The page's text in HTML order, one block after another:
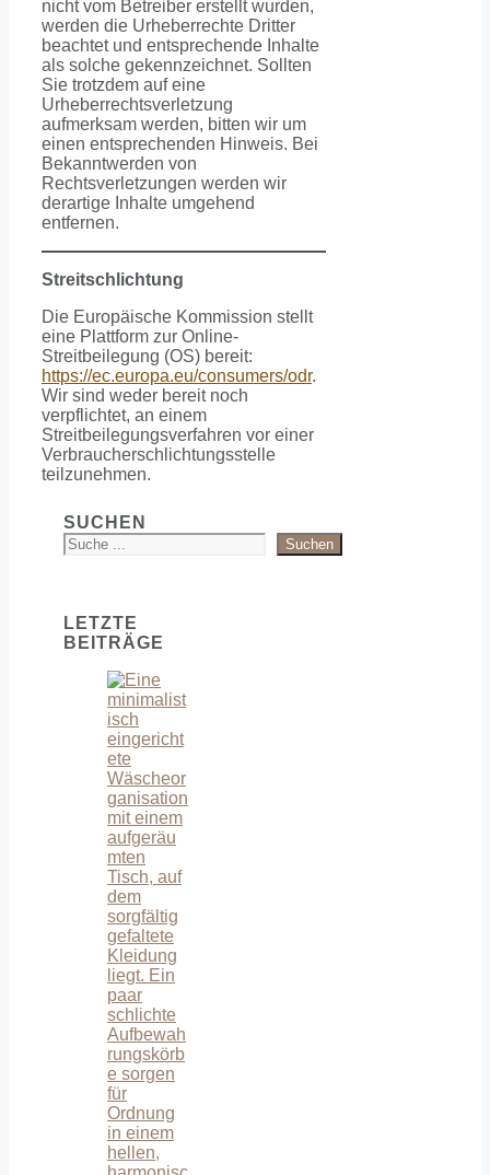
nicht vom Betreiber erstellt wurden,
werden die Urheberrechte Dritter
beachtet und entsprechende Inhalte
als solche gekennzeichnet. Sollten
Sie trotzdem auf eine
Urheberrechtsverletzung
aufmerksam werden, bitten wir um
einen entsprechenden Hinweis. Bei
Bekanntwerden von
Rechtsverletzungen werden wir
derartige Inhalte umgehend
entfernen.
Streitschlichtung
Die Europäische Kommission stellt
eine Plattform zur Online-
Streitbeilegung (OS) bereit:
https://ec.europa.eu/consumers/odr.
Wir sind weder bereit noch
verpflichtet, an einem
Streitbeilegungsverfahren vor einer
Verbraucherschlichtungsstelle
teilzunehmen.
SUCHEN
Suchen
LETZTE
BEITRÄGE